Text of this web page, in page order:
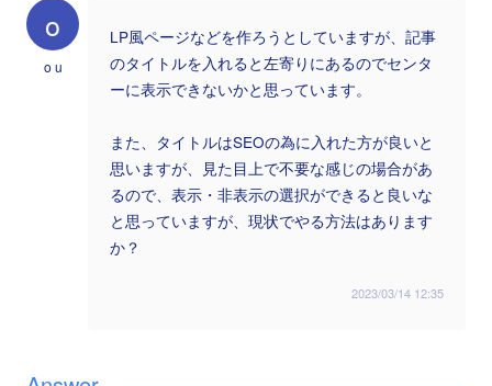
o
o u
LP風ページなどを作ろうとしていますが、記事
のタイトルを入れると左寄りにあるのでセンタ
ーに表示できないかと思っています。
また、タイトルはSEOの為に入れた方が良いと
思いますが、見た目上で不要な感じの場合があ
るので、表示・非表示の選択ができると良いな
と思っていますが、現状でやる方法はあります
か？
2023/03/14 12:35